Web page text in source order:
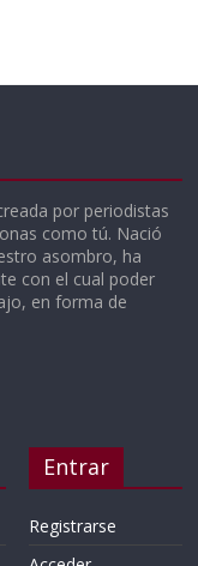
por periodistas
como tú. Nació
asombro, ha
con el cual poder
en forma de
Entrar
Registrarse